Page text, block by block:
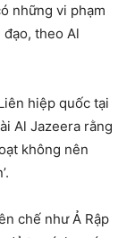
những vi phạm
theo Al
hiệp quốc tại
Al Jazeera rằng
không nên
chế như Ả Rập